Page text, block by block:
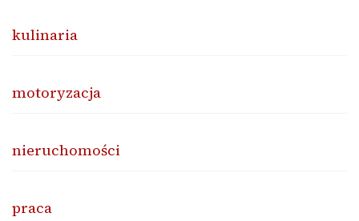
kulinaria
motoryzacja
nieruchomości
praca